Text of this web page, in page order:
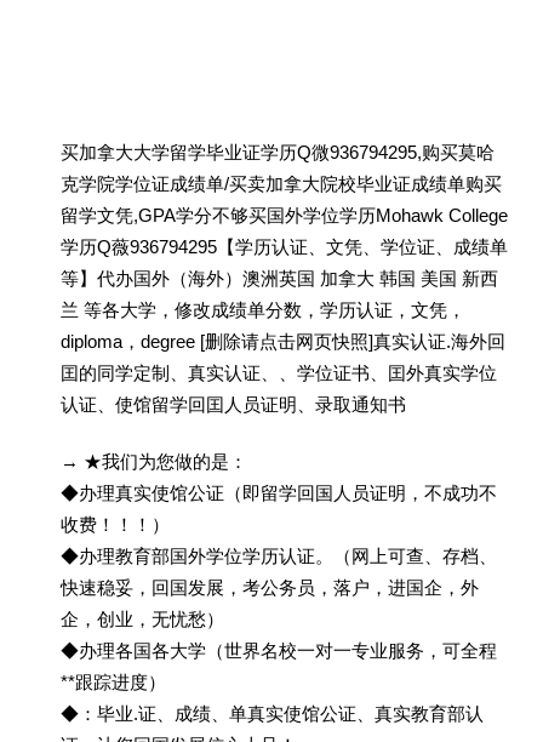
买加拿大大学留学毕业证学历Q微936794295,购买莫哈
克学院学位证成绩单/买卖加拿大院校毕业证成绩单购买
留学文凭,GPA学分不够买国外学位学历Mohawk College
学历Q薇936794295【学历认证、文凭、学位证、成绩单
等】代办国外（海外）澳洲英国 加拿大 韩国 美国 新西
兰 等各大学，修改成绩单分数，学历认证，文凭，
diploma，degree [删除请点击网页快照]真实认证.海外回
囯的同学定制、真实认证、、学位证书、囯外真实学位
认证、使馆留学回囯人员证明、录取通知书
→ ★我们为您做的是：
◆办理真实使馆公证（即留学回国人员证明，不成功不
收费！！！）
◆办理教育部国外学位学历认证。（网上可查、存档、
快速稳妥，回国发展，考公务员，落户，进国企，外
企，创业，无忧愁）
◆办理各国各大学（世界名校一对一专业服务，可全程
**跟踪进度）
◆：毕业.证、成绩、单真实使馆公证、真实教育部认